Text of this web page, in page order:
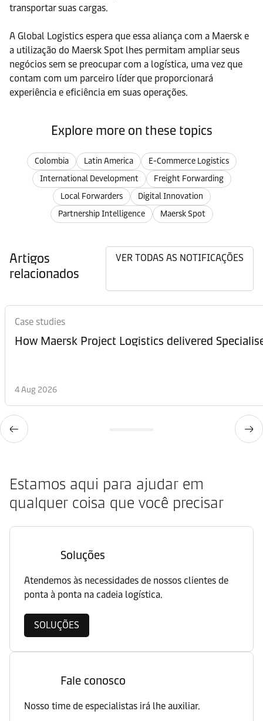
transportar suas cargas.
A Global Logistics espera que essa aliança com a Maersk e
a utilização do Maersk Spot lhes permitam ampliar seus
negócios sem se preocupar com a logística, uma vez que
contam com um parceiro líder que proporcionará
experiência e eficiência em suas operações.
Explore more on these topics
Colombia Latin America
E-Commerce Logistics
International Development
Freight Forwarding
Local Forwarders
Digital Innovation
Partnership Intelligence
Maersk Spot
Artigos
relacionados
VER TODAS AS NOTIFICAÇÕES
Case studies
How Maersk Project Logistics delivered
4 Aug 2026
Estamos aqui para ajudar em
qualquer coisa que você precisar
Soluções
Atendemos às necessidades de nossos clientes de
ponta à ponta na cadeia logística.
SOLUÇÕES
Fale conosco
Nosso time de especialistas irá lhe auxiliar.